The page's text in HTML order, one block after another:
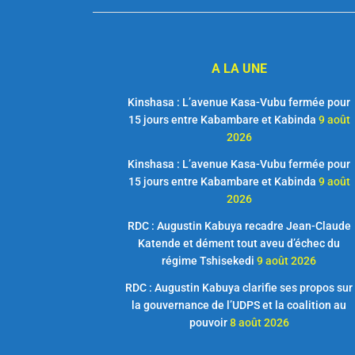
A LA UNE
Kinshasa : L’avenue Kasa-Vubu fermée pour
15 jours entre Kabambare et Kabinda 9 août
2026
Kinshasa : L’avenue Kasa-Vubu fermée pour
15 jours entre Kabambare et Kabinda 9 août
2026
RDC : Augustin Kabuya recadre Jean-Claude
Katende et dément tout aveu d’échec du
régime Tshisekedi 9 août 2026
RDC : Augustin Kabuya clarifie ses propos sur
la gouvernance de l’UDPS et la coalition au
pouvoir 8 août 2026